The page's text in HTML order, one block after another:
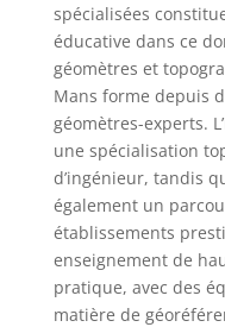
spécialisées
éducative dans ce
géomètres et
Mans forme depuis
géomètres-experts.
une spécialisation
d’ingénieur, tandis
également un
établissements
enseignement de
pratique, avec des
matière de